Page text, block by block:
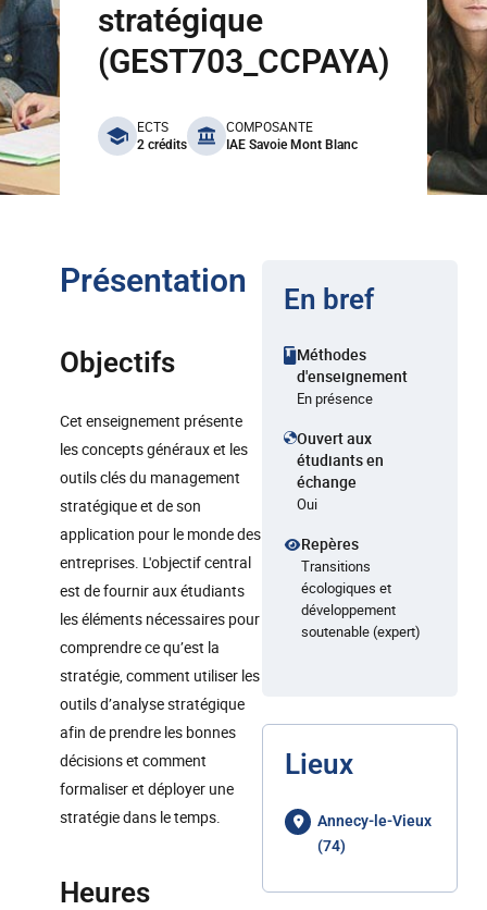
stratégique
(GEST703_CCPAYA)
benefits
ECTS
2 crédits
COMPOSANTE
IAE Savoie Mont Blanc
Présentation
Objectifs
Cet enseignement présente
les concepts généraux et les
outils clés du management
stratégique et de son
application pour le monde des
entreprises. L'objectif central
est de fournir aux étudiants
les éléments nécessaires pour
comprendre ce qu’est la
stratégie, comment utiliser les
outils d’analyse stratégique
afin de prendre les bonnes
décisions et comment
formaliser et déployer une
stratégie dans le temps.
Heures
En bref
Méthodes
d'enseignement
En présence
Ouvert aux
étudiants en
échange
Oui
Repères
Transitions
écologiques et
développement
soutenable (expert)
Lieux
Annecy-le-Vieux
(74)